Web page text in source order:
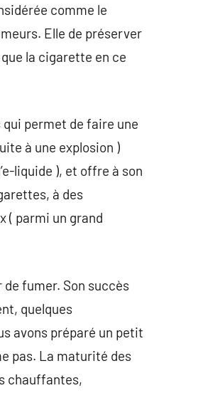
comme le
Elle de préserver
la cigarette en ce
permet de faire une
à une explosion )
liquide ), et offre à son
à des
( parmi un grand
fumer. Son succès
quelques
avons préparé un petit
pas. La maturité des
chauffantes,